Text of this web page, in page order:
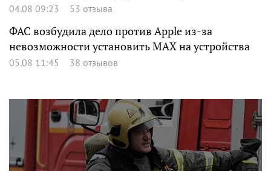
04.08 09:23 53 отзыва
ФАС возбудила дело против Apple из-за
невозможности установить MAX на устройства
05.08 11:45 38 отзывов